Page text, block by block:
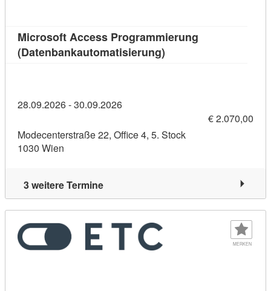
Microsoft Access Programmierung
(Datenbankautomatisierung)
28.09.2026 - 30.09.2026
€ 2.070,00
Modecenterstraße 22, Office 4, 5. Stock
1030 Wien
3 weitere Termine
MERKEN